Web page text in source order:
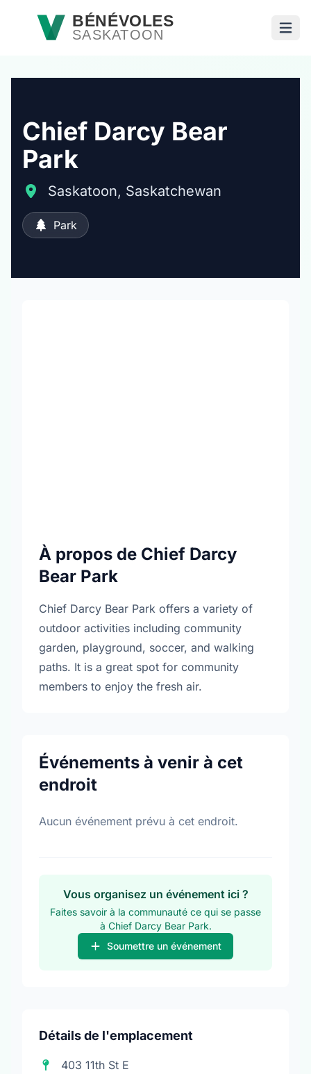
Passer au contenu principal
BÉNÉVOLES
SASKATOON
Chief Darcy Bear
Park
Saskatoon, Saskatchewan
Park
À propos de Chief Darcy
Bear Park
Chief Darcy Bear Park offers a variety of
outdoor activities including community
garden, playground, soccer, and walking
paths. It is a great spot for community
members to enjoy the fresh air.
Événements à venir à cet
endroit
Aucun événement prévu à cet endroit.
Vous organisez un événement ici ?
Faites savoir à la communauté ce qui se passe
à Chief Darcy Bear Park.
Soumettre un événement
Détails de l'emplacement
403 11th St E